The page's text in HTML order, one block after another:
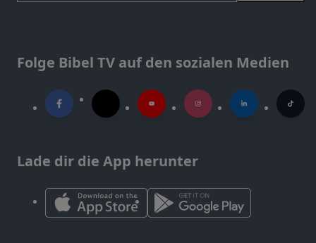
Folge Bibel TV auf den sozialen Medien
Lade dir die App herunter